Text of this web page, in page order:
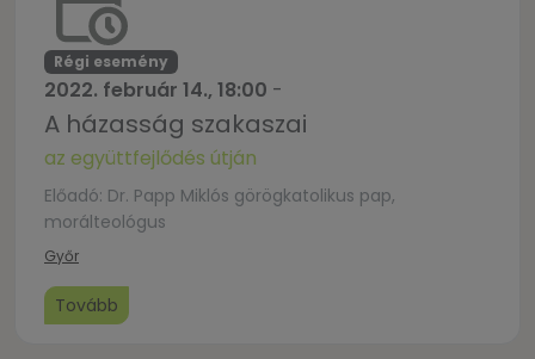
Régi esemény
2022. február 14., 18:00 -
A házasság szakaszai
az együttfejlődés útján
Előadó: Dr. Papp Miklós görögkatolikus pap,
morálteológus
Győr
Tovább